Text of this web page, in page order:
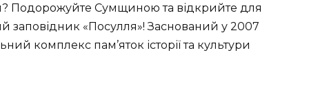
Подорожуйте Сумщиною та відкрийте для
заповідник «Посулля»! Заснований у 2007
комплекс пам’яток історії та культури